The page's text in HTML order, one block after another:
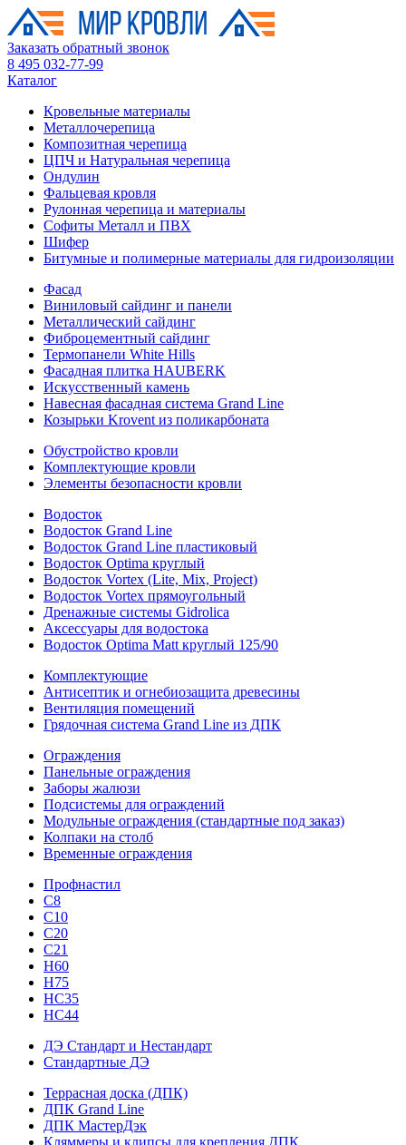
Заказать обратный звонок
8 495 032-77-99
Каталог
Кровельные материалы
Металлочерепица
Композитная черепица
ЦПЧ и Натуральная черепица
Ондулин
Фальцевая кровля
Рулонная черепица и материалы
Софиты Металл и ПВХ
Шифер
Битумные и полимерные материалы для гидроизоляции
Фасад
Виниловый сайдинг и панели
Металлический сайдинг
Фиброцементный сайдинг
Термопанели White Hills
Фасадная плитка HAUBERK
Искусственный камень
Навесная фасадная система Grand Line
Козырьки Krovent из поликарбоната
Обустройство кровли
Комплектующие кровли
Элементы безопасности кровли
Водосток
Водосток Grand Line
Водосток Grand Line пластиковый
Водосток Optima круглый
Водосток Vortex (Lite, Mix, Project)
Водосток Vortex прямоугольный
Дренажные системы Gidrolica
Аксессуары для водостока
Водосток Optima Matt круглый 125/90
Комплектующие
Антисептик и огнебиозащита древесины
Вентиляция помещений
Грядочная система Grand Line из ДПК
Ограждения
Панельные ограждения
Заборы жалюзи
Подсистемы для ограждений
Модульные ограждения (стандартные под заказ)
Колпаки на столб
Временные ограждения
Профнастил
С8
С10
С20
С21
H60
H75
HС35
НС44
ДЭ Стандарт и Нестандарт
Стандартные ДЭ
Террасная доска (ДПК)
ДПК Grand Line
ДПК МастерДэк
Кляммеры и клипсы для крепления ДПК